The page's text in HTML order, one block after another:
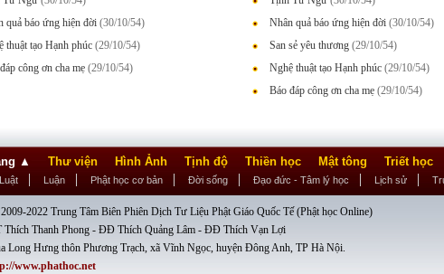
quả báo ứng hiện đời (30/10/54)
thuật tạo Hạnh phúc (29/10/54)
công ơn cha mẹ (29/10/54)
Nhân quả báo ứng hiện đời (30/10/54)
San sẻ yêu thương (29/10/54)
Nghệ thuật tạo Hạnh phúc (29/10/54)
Báo đáp công ơn cha mẹ (29/10/54)
▲ Thư viện Hình Ảnh Tịnh độ Thiền học Mật tông Triết học
Luật Luận Phật học cơ bản Đời sống Đạo đức - Tâm lý học Lịch sử
2022 Trung Tâm Biên Phiên Dịch Tư Liệu Phật Giáo Quốc Tế (Phật học Online)
Thích Thanh Phong - ĐĐ Thích Quảng Lâm - ĐĐ Thích Vạn Lợi
Long Hưng thôn Phương Trạch, xã Vĩnh Ngọc, huyện Đông Anh, TP Hà Nội.
www.phathoc.net